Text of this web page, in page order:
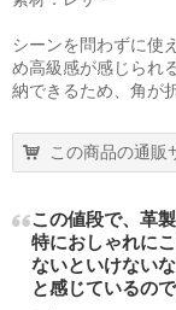
シーンを問わずに使
め高級感が感じられ
納できるため、角が
この商品の通販
この値段で、革
特におしゃれに
ないといけないな
と感じているの